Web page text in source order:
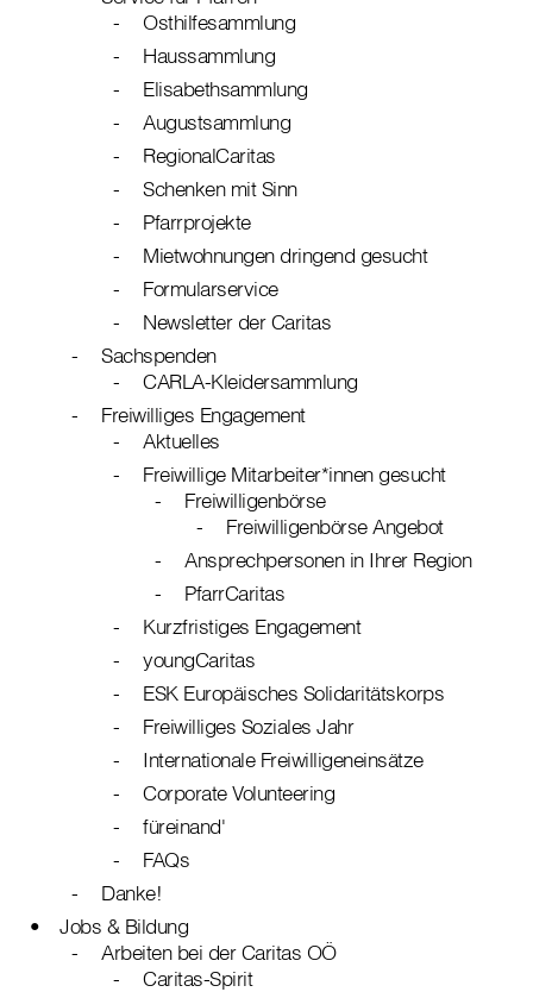
Osthilfesammlung
Haussammlung
Elisabethsammlung
Augustsammlung
RegionalCaritas
Schenken mit Sinn
Pfarrprojekte
Mietwohnungen dringend gesucht
Formularservice
Newsletter der Caritas
Sachspenden
CARLA-Kleidersammlung
Freiwilliges Engagement
Aktuelles
Freiwillige Mitarbeiter*innen gesucht
Freiwilligenbörse
Freiwilligenbörse Angebot
Ansprechpersonen in Ihrer Region
PfarrCaritas
Kurzfristiges Engagement
youngCaritas
ESK Europäisches Solidaritätskorps
Freiwilliges Soziales Jahr
Internationale Freiwilligeneinsätze
Corporate Volunteering
füreinand'
FAQs
Danke!
Jobs & Bildung
Arbeiten bei der Caritas OÖ
Caritas-Spirit